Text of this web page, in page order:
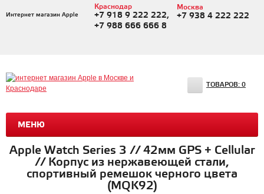
Интернет магазин Apple
Краснодар
+7 918 9 222 222,
+7 988 666 666 8
Москва
+7 938 4 222 222
МЕНЮ
ТОВАРОВ: 0
Apple Watch Series 3 // 42мм GPS + Cellular
// Корпус из нержавеющей стали,
спортивный ремешок черного цвета
(MQK92)